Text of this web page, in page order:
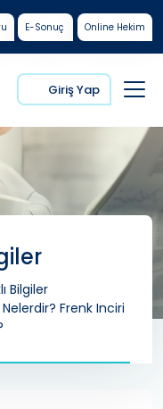
E-Sonuç Online Hekim
Giriş Yap
Bilgiler
Frenk Inciri